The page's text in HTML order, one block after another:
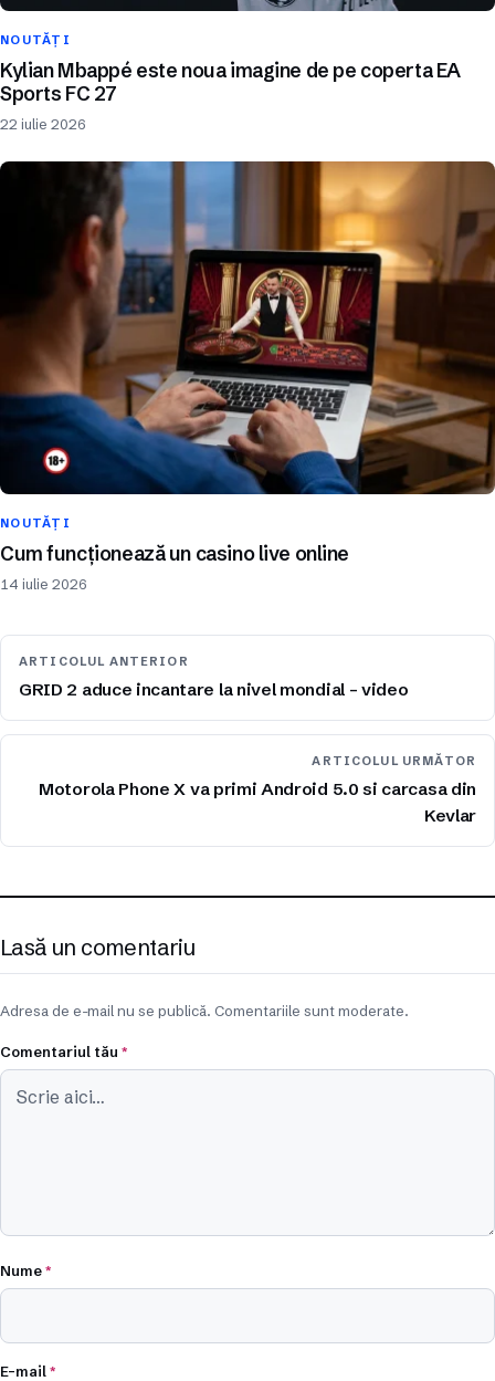
NOUTĂȚI
Kylian Mbappé este noua imagine de pe coperta EA
Sports FC 27
22 iulie 2026
NOUTĂȚI
Cum funcționează un casino live online
14 iulie 2026
ARTICOLUL ANTERIOR
GRID 2 aduce incantare la nivel mondial – video
ARTICOLUL URMĂTOR
Motorola Phone X va primi Android 5.0 si carcasa din
Kevlar
Lasă un comentariu
Adresa de e-mail nu se publică. Comentariile sunt moderate.
Comentariul tău *
Nume*
E-mail*